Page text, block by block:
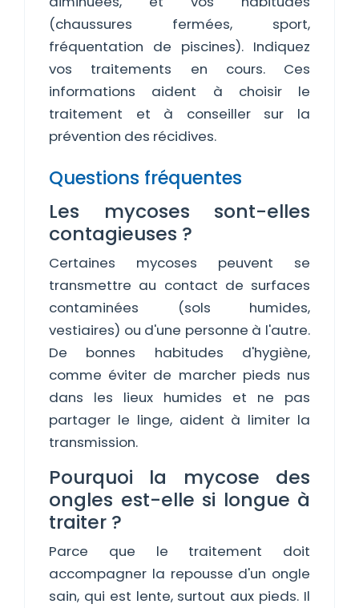
(chaussures fermées, sport,
fréquentation de piscines). Indiquez
vos traitements en cours. Ces
informations aident à choisir le
traitement et à conseiller sur la
prévention des récidives.
Questions fréquentes
Les mycoses sont-elles
contagieuses ?
Certaines mycoses peuvent se
transmettre au contact de surfaces
contaminées (sols humides,
vestiaires) ou d'une personne à l'autre.
De bonnes habitudes d'hygiène,
comme éviter de marcher pieds nus
dans les lieux humides et ne pas
partager le linge, aident à limiter la
transmission.
Pourquoi la mycose des
ongles est-elle si longue à
traiter ?
Parce que le traitement doit
accompagner la repousse d'un ongle
sain, qui est lente, surtout aux pieds. Il